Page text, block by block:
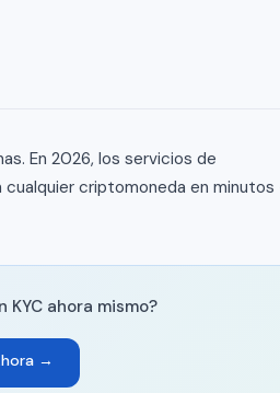
En 2026, los servicios de
criptomoneda en
ahora mismo?
→